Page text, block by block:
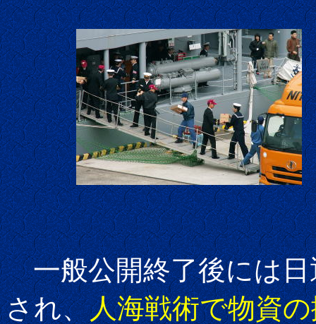
一般公開終了後には日
され、人海戦術で物資